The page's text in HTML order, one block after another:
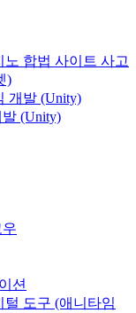
합법 사이트 사고
)
개발 (Unity)
(Unity)
션
도구 (애니타임